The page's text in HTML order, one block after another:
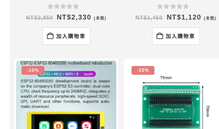
即時 MCU 混合運算平台
out of 5
NT$2,850
原
價
格：
NT$2,850。
NT$2,330 目
(未稅)
加入購物車
（8MB PSRAM / 16MB Flash
out of 5
NT$1,450
原
價
格：
NT$1,450。
NT$1,120目(未稅)
加入購物車
-10% -35%